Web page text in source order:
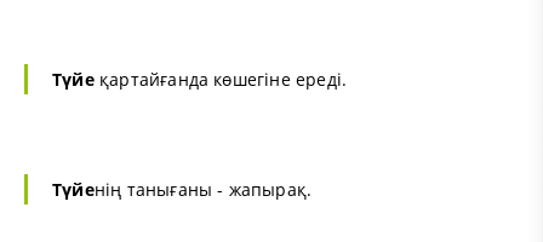
Түйеқартайғанда көшегіне ереді.
Түйенің танығаны - жапырақ.